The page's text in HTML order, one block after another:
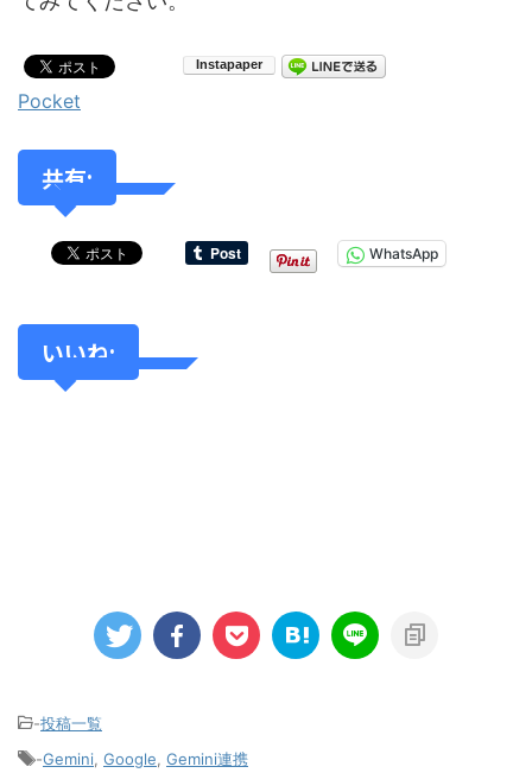
Pocket
共有:
WhatsApp
いいね:
-投稿一覧
-Gemini Google Gemini連携